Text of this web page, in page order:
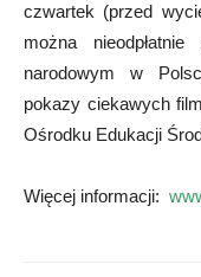
czwartek (przed
można
narodowym w
pokazy ciekawych
Ośrodku Edukacji
Więcej informacji: